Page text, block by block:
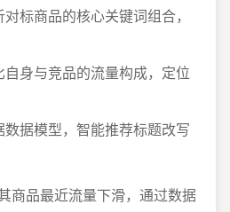
标商品的核心关键词组合，
身与竞品的流量构成，定位
据模型，智能推荐标题改写
商品最近流量下滑，通过数据